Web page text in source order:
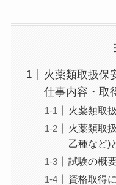
火薬類取扱保
仕事内容・取
火薬類取
火薬類取
乙種など)
試験の概
資格取得